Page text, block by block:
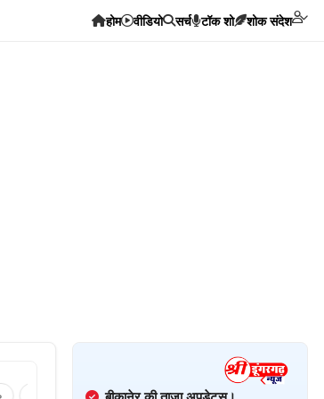
होम वीडियो सर्च टॉक शो शोक संदेश
sri dungargarh corona news › sri dungargarh news in hindi